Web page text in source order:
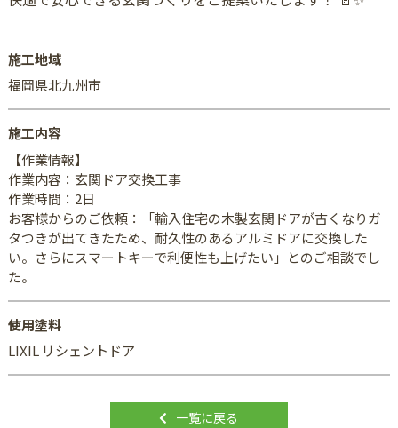
施工地域
福岡県北九州市
施工内容
【作業情報】
作業内容：玄関ドア交換工事
作業時間：2日
お客様からのご依頼：「輸入住宅の木製玄関ドアが古くなりガ
タつきが出てきたため、耐久性のあるアルミドアに交換した
い。さらにスマートキーで利便性も上げたい」とのご相談でし
た。
使用塗料
LIXIL リシェントドア
一覧に戻る